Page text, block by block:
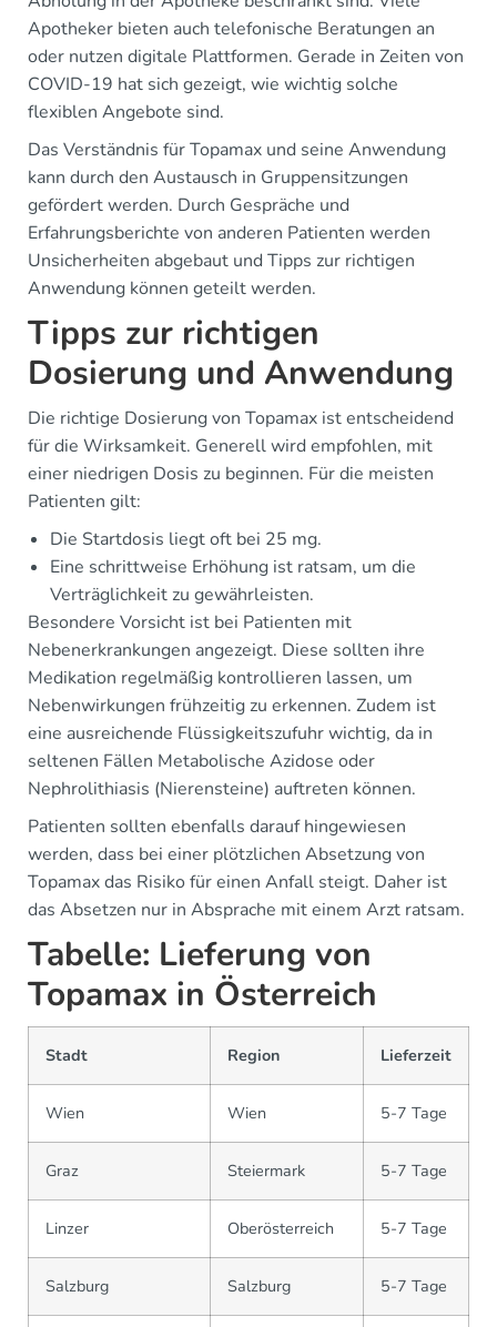
Apotheker bieten auch telefonische Beratungen an
oder nutzen digitale Plattformen. Gerade in Zeiten von
COVID-19 hat sich gezeigt, wie wichtig solche
flexiblen Angebote sind.
Das Verständnis für Topamax und seine Anwendung
kann durch den Austausch in Gruppensitzungen
gefördert werden. Durch Gespräche und
Erfahrungsberichte von anderen Patienten werden
Unsicherheiten abgebaut und Tipps zur richtigen
Anwendung können geteilt werden.
Tipps zur richtigen
Dosierung und Anwendung
Die richtige Dosierung von Topamax ist entscheidend
für die Wirksamkeit. Generell wird empfohlen, mit
einer niedrigen Dosis zu beginnen. Für die meisten
Patienten gilt:
Die Startdosis liegt oft bei 25 mg.
Eine schrittweise Erhöhung ist ratsam, um die
Verträglichkeit zu gewährleisten.
Besondere Vorsicht ist bei Patienten mit
Nebenerkrankungen angezeigt. Diese sollten ihre
Medikation regelmäßig kontrollieren lassen, um
Nebenwirkungen frühzeitig zu erkennen. Zudem ist
eine ausreichende Flüssigkeitszufuhr wichtig, da in
seltenen Fällen Metabolische Azidose oder
Nephrolithiasis (Nierensteine) auftreten können.
Patienten sollten ebenfalls darauf hingewiesen
werden, dass bei einer plötzlichen Absetzung von
Topamax das Risiko für einen Anfall steigt. Daher ist
das Absetzen nur in Absprache mit einem Arzt ratsam.
Tabelle: Lieferung von
Topamax in Österreich
Stadt Region Lieferzeit
Wien Wien 5-7 Tage
Graz Steiermark 5-7 Tage
Linzer Oberösterreich 5-7 Tage
Salzburg Salzburg 5-7 Tage